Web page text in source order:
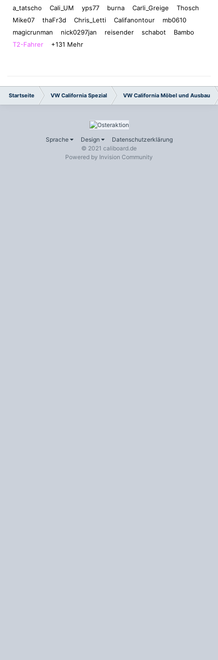
a_tatscho
Cali_UM yps77 burna Carli_Greige
Thosch
Mike07
thaFr3d Chris_Letti Califanontour
mb0610
magicrunman
nick0297jan reisender schabot
Bambo
T2-Fahrer
+131 Mehr
Startseite VW California Spezial VW California Möbel und Ausbau
Sprache Design
Datenschutzerklärung
© 2021 caliboard.de
Powered by Invision Community